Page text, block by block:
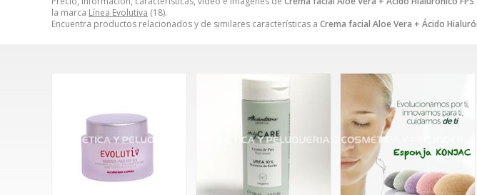
la marca Línea Evolutiva (18).
Encuentra productos relacionados y de similares características a Crema facial Aloe Vera + Ácido